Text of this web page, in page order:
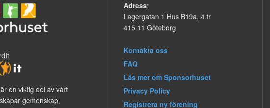
en viktig del av vårt
gemenskap,
Adress:
Lagergatan 1 Hus B19a, 4 tr
415 11 Göteborg
Kontakta oss
FAQ
Läs mer om Sponsorhuset
Privacy Policy
Registrera ny förening